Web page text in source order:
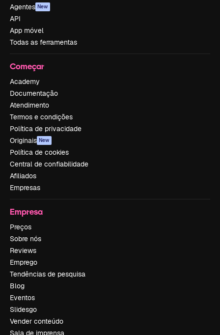
Agentes New
API
App móvel
Todas as ferramentas
Começar
Academy
Documentação
Atendimento
Termos e condições
Política de privacidade
Originais New
Política de cookies
Central de confiabilidade
Afiliados
Empresas
Empresa
Preços
Sobre nós
Reviews
Emprego
Tendências de pesquisa
Blog
Eventos
Slidesgo
Vender conteúdo
Sala de imprensa